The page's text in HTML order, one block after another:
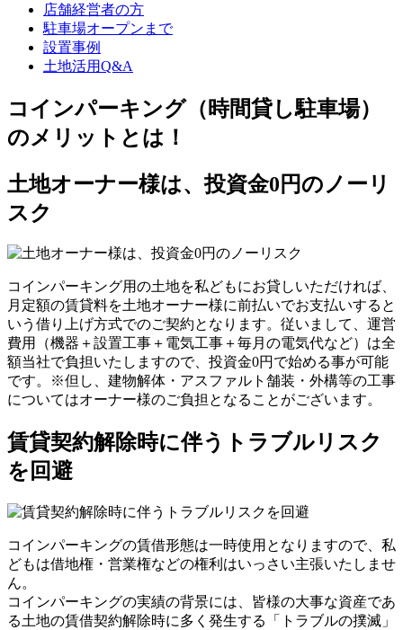
店舗経営者の方
駐車場オープンまで
設置事例
土地活用Q&A
コインパーキング（時間貸し駐車場）
のメリットとは！
土地オーナー様は、投資金0円のノーリ
スク
コインパーキング用の土地を私どもにお貸しいただければ、
月定額の賃貸料を土地オーナー様に前払いでお支払いすると
いう借り上げ方式でのご契約となります。従いまして、運営
費用（機器＋設置工事＋電気工事＋毎月の電気代など）は全
額当社で負担いたしますので、投資金0円で始める事が可能
です。※但し、建物解体・アスファルト舗装・外構等の工事
についてはオーナー様のご負担となることがございます。
賃貸契約解除時に伴うトラブルリスク
を回避
コインパーキングの賃借形態は一時使用となりますので、私
どもは借地権・営業権などの権利はいっさい主張いたしませ
ん。
コインパーキングの実績の背景には、皆様の大事な資産であ
る土地の賃借契約解除時に多く発生する「トラブルの撲滅」